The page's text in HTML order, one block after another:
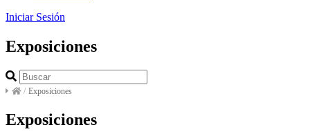
Iniciar Sesión
Exposiciones
/ Exposiciones
Exposiciones